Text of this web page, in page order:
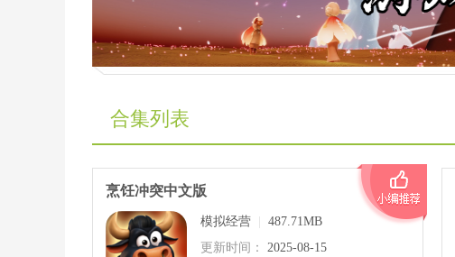
合集列表
烹饪冲突中文版
模拟经营
487.71MB
更新时间：
2025-08-15